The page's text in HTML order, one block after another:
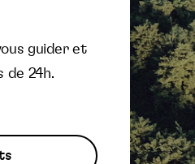
guider et
de 24h.